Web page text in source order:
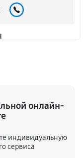
онлайн-
индивидуальную
сервиса